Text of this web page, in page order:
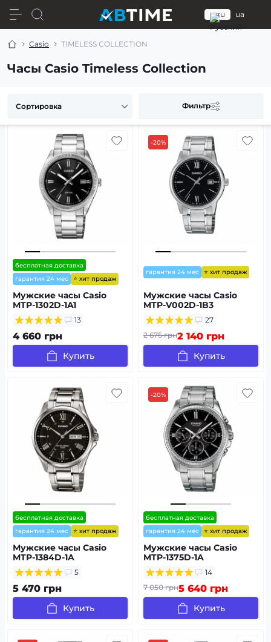
ru ua
Casio TIMELESS COLLECTION
Часы Casio Timeless Collection
Фильтр
бесплатная доставка
гарантия 24 мес
⭐ хит продаж
Мужские часы Casio
MTP-1302D-1A1
13
4 660 грн
Купить
-20%
гарантия 24 мес ⭐ хит продаж
Мужские часы Casio
MTP-V002D-1B3
27
2 675 грн2 140 грн
Купить
бесплатная доставка
гарантия 24 мес
⭐ хит продаж
Мужские часы Casio
MTP-1384D-1A
5
5 470 грн
Купить
-20%
бесплатная доставка
гарантия 24 мес
⭐ хит продаж
Мужские часы Casio
MTP-1375D-1A
14
7 050 грн5 640 грн
Купить